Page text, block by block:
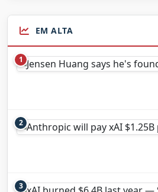
EM ALTA
1
2
3